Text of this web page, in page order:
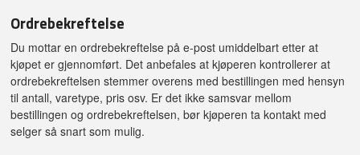
Ordrebekreftelse
Du mottar en ordrebekreftelse på e-post umiddelbart etter at
kjøpet er gjennomført. Det anbefales at kjøperen kontrollerer at
ordrebekreftelsen stemmer overens med bestillingen med hensyn
til antall, varetype, pris osv. Er det ikke samsvar mellom
bestillingen og ordrebekreftelsen, bør kjøperen ta kontakt med
selger så snart som mulig.